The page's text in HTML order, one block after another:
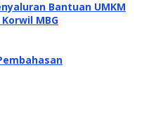
Bantuan UMKM
MBG